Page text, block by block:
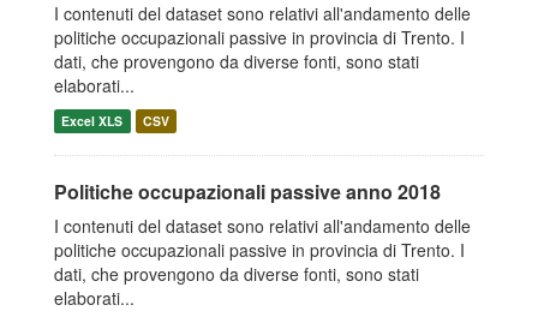
I contenuti del dataset sono relativi all'andamento delle
politiche occupazionali passive in provincia di Trento. I
dati, che provengono da diverse fonti, sono stati
elaborati...
Excel XLS CSV
Politiche occupazionali passive anno 2018
I contenuti del dataset sono relativi all'andamento delle
politiche occupazionali passive in provincia di Trento. I
dati, che provengono da diverse fonti, sono stati
elaborati...